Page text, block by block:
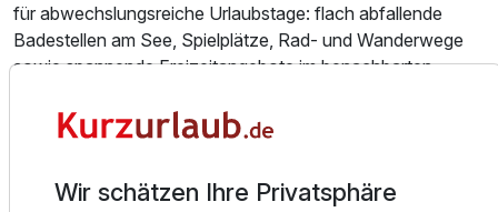
für abwechslungsreiche Urlaubstage: flach abfallende
Badestellen am See, Spielplätze, Rad- und Wanderwege
sowie spannende Freizeitangebote im benachbarten
fahren, Kanutouren, Baden oder Natur entdecken – hier
erlebt die ganze Familie gemeinsame Abenteuer.
Kulinarisch starten Sie mit einem reichhaltigen Frühstück
Wir schätzen Ihre Privatsphäre